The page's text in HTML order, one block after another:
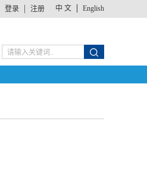
中 文 English
登录 注册